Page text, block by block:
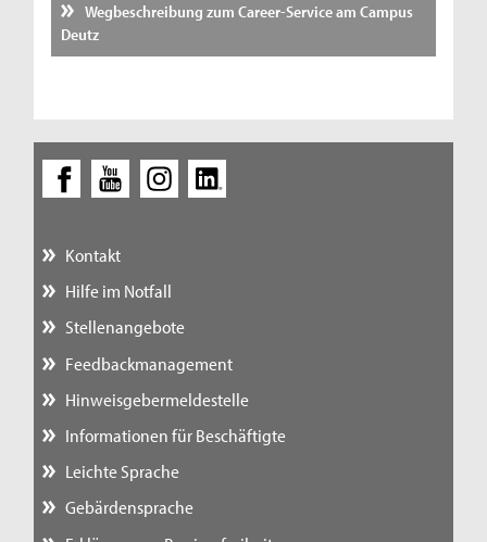
Wegbeschreibung zum Career-Service am Campus
Deutz
Kontakt
Hilfe im Notfall
Stellenangebote
Feedbackmanagement
Hinweisgebermeldestelle
Informationen für Beschäftigte
Leichte Sprache
Gebärdensprache